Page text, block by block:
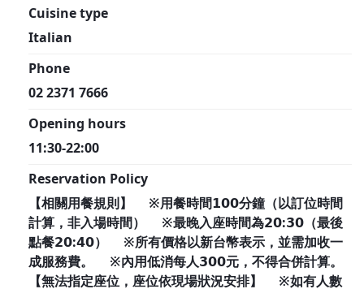
Cuisine type
Italian
Phone
02 2371 7666
Opening hours
11:30-22:00
Reservation Policy
【相關用餐規則】 ※用餐時間𝟭𝟬𝟬分鐘（以訂位時間
計算，非入場時間） ※最晚入座時間為𝟮𝟬:𝟯𝟬（最後
點餐𝟮𝟬:𝟰𝟬） ※所有價格以新台幣表示，並需加收一
成服務費。 ※內用低消每人𝟯𝟬𝟬元，不得合併計算。
【無法指定座位，座位依現場狀況安排】 ※如有人數